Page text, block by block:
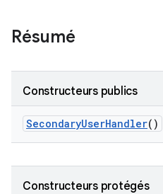
Résumé
Constructeurs publics
SecondaryUserHandler()
Constructeurs protégés